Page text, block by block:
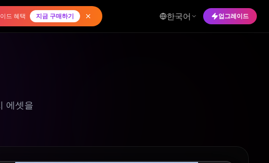
드 혜택 지금 구매하기 한국어 업그레이드
에셋을